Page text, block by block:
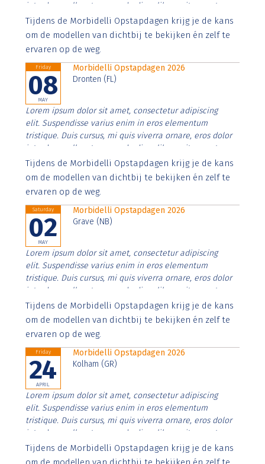
interdum nulla, ut commodo diam libero vitae erat.
Aenean faucibus nibh et justo cursus id rutrum lorem
imperdiet. Nunc ut sem vitae risus tristique posuere.
Tijdens de Morbidelli Opstapdagen krijg je de kans
om de modellen van dichtbij te bekijken én zelf te
ervaren op de weg.
Friday
08
MAY
Morbidelli Opstapdagen 2026
Dronten (FL)
Lorem ipsum dolor sit amet, consectetur adipiscing
elit. Suspendisse varius enim in eros elementum
tristique. Duis cursus, mi quis viverra ornare, eros dolor
interdum nulla, ut commodo diam libero vitae erat.
Aenean faucibus nibh et justo cursus id rutrum lorem
imperdiet. Nunc ut sem vitae risus tristique posuere.
Tijdens de Morbidelli Opstapdagen krijg je de kans
om de modellen van dichtbij te bekijken én zelf te
ervaren op de weg.
Saturday
02
MAY
Morbidelli Opstapdagen 2026
Grave (NB)
Lorem ipsum dolor sit amet, consectetur adipiscing
elit. Suspendisse varius enim in eros elementum
tristique. Duis cursus, mi quis viverra ornare, eros dolor
interdum nulla, ut commodo diam libero vitae erat.
Aenean faucibus nibh et justo cursus id rutrum lorem
imperdiet. Nunc ut sem vitae risus tristique posuere.
Tijdens de Morbidelli Opstapdagen krijg je de kans
om de modellen van dichtbij te bekijken én zelf te
ervaren op de weg.
Friday
24
APRIL
Morbidelli Opstapdagen 2026
Kolham (GR)
Lorem ipsum dolor sit amet, consectetur adipiscing
elit. Suspendisse varius enim in eros elementum
tristique. Duis cursus, mi quis viverra ornare, eros dolor
interdum nulla, ut commodo diam libero vitae erat.
Aenean faucibus nibh et justo cursus id rutrum lorem
imperdiet. Nunc ut sem vitae risus tristique posuere.
Tijdens de Morbidelli Opstapdagen krijg je de kans